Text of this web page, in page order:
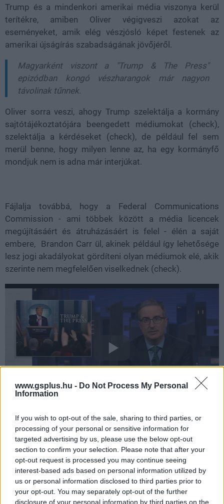
www.gsplus.hu - Do Not Process My Personal
Information
If you wish to opt-out of the sale, sharing to third parties, or
processing of your personal or sensitive information for
targeted advertising by us, please use the below opt-out
section to confirm your selection. Please note that after your
opt-out request is processed you may continue seeing
interest-based ads based on personal information utilized by
us or personal information disclosed to third parties prior to
your opt-out. You may separately opt-out of the further
disclosure of your personal information by third parties on the
Trump és a mindenkori amerikai média viszonya kerül
terítékre, amiben Oliver végigveszi azokat az
eseményeket, amik elég vészjósló képet festenek az
amerikai újságírás szabadságának jövőjéről.
Magyarként viszont a "Trump & The Press"
epizódban kongó vészharangok már nagyon
távolinak tűnnek.
Oliver sorra veszi, ahogy Trump szelektálja a kormány
sajtótájékoztatójára beengedett médiumokat (check),
szelektálja a kérdéseket (check), de például fel sem
merül benne, hogy milyen lenne az, ha egy kormányfő
mondjuk nem is adna már interjúkat.
Fájlalja továbbá, hogy a Federal Communications
Commission - ami többek között a média licencek
megújításáért és átruházásáért is felel - élén a saját
embere, Brandon Carr ül, akinek például így lehetősége
lesz jogi akadályokat gördíteni olyan médiumok elé, akik
szerinte nem megfelelően viselkednek (check).
A műsorban megszólalMariaRessa is, aki 2012-
társalapítókénthoztalétreaFülöp-szigetekiRappler
nevűonlinehírportált.Újságírókénta függetlensajtó
egyiklegkitartóbbhangjalettatérségben, aki
Rodrigo Duterte volt Fülöp- szigetekielnök ellen és
ezért le is tartóztatták. Ressa tanácsa a következő volt.